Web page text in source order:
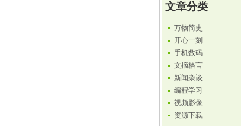
文章分类
万物简史
开心一刻
手机数码
文摘格言
新闻杂谈
编程学习
视频影像
资源下载